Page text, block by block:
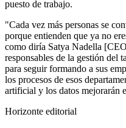
puesto de trabajo.
"Cada vez más personas se
porque entienden que ya no
como diría Satya Nadella
responsables de la gestión del
para seguir formando a sus
los procesos de esos
artificial y los datos mejorarán
Horizonte editorial